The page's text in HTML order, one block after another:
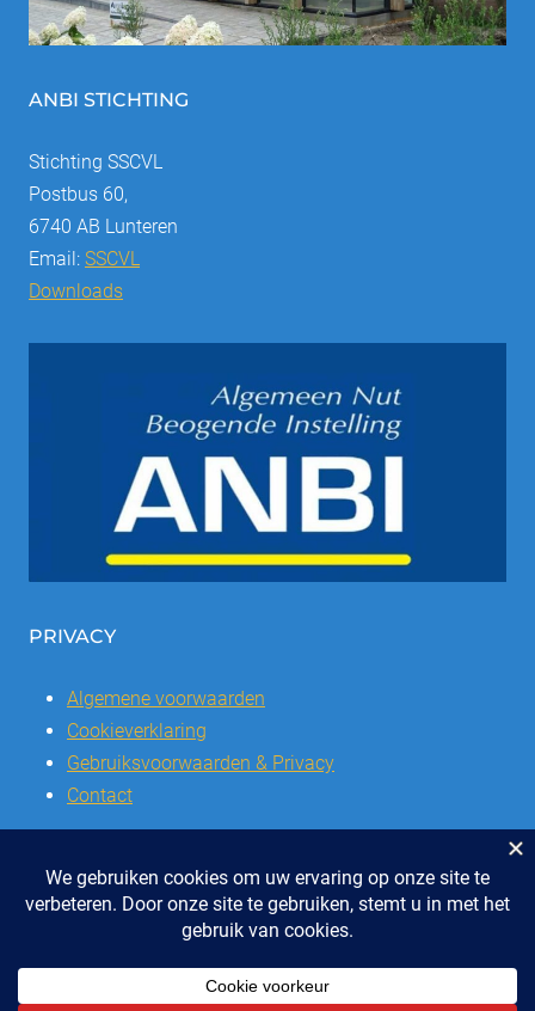
ANBI STICHTING
Stichting SSCVL
Postbus 60,
6740 AB Lunteren
Email: SSCVL
Downloads
PRIVACY
Algemene voorwaarden
Cookieverklaring
Gebruiksvoorwaarden & Privacy
Contact
© 2026 | Stichting SSCVL | Dorpshuis Het Westhoffhuis: Dorpsstraat
Telefoon: 0318 - 48 2992 | KvK nr: 41047051 | Bank: IBAN: NL47 RABO